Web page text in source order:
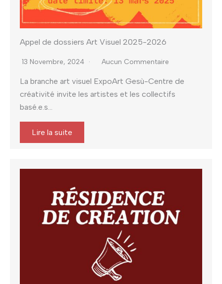
Appel de dossiers Art Visuel 2025-2026
13 Novembre, 2024 Aucun Commentaire
La branche art visuel ExpoArt Gesù-Centre de
créativité invite les artistes et les collectifs
basé.e.s...
Lire la suite